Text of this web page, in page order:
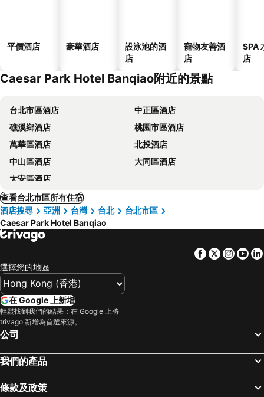
平價酒店 豪華酒店
設泳池的酒
店
寵物友善酒
店
SPA
店
Caesar Park Hotel Banqiao附近的景點
台北市區酒店
中正區酒店
礁溪鄉酒店
桃園市區酒店
萬華區酒店
北投酒店
中山區酒店
大同區酒店
大安區酒店
查看台北市區所有住宿
酒店搜尋
亞洲 台灣 台北
台北市區
Caesar Park Hotel Banqiao
Facebook
Twitter
選擇您的地區
在 Google 上新增
輕鬆找到我們的結果：在 Google 上將
trivago 新增為首選來源。
公司
我們的產品
條款及政策